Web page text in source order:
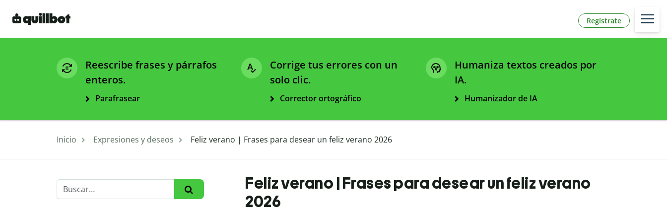
Regístrate
Reescribe frases y párrafos
enteros.
Parafrasear
Corrige tus errores con un
solo clic.
Corrector ortográfico
Humaniza textos creados por
IA.
Humanizador de IA
Inicio Expresiones y deseos Feliz verano | Frases para desear un feliz verano 2026
Feliz verano | Frases para desear un feliz verano
2026